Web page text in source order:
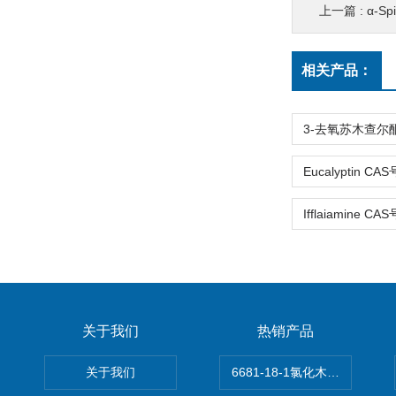
上一篇 : α-
相关产品：
关于我们
关于我们
热销产品
6681-18-1氯化木兰花碱